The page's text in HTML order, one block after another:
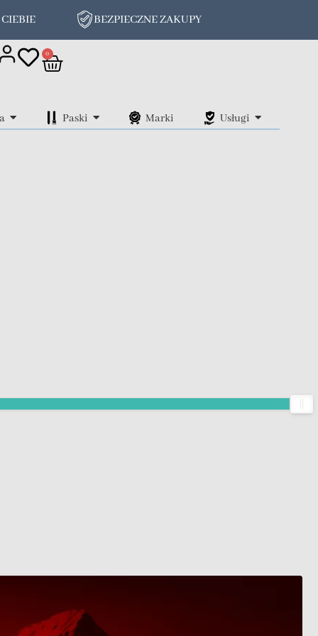
BEZPIECZNE ZAKUPY
0
Paski Marki Usługi